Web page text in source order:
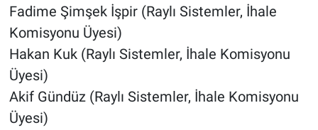
Fadime Şimşek İşpir (Raylı Sistemler, İhale
Komisyonu Üyesi)
Hakan Kuk (Raylı Sistemler, İhale Komisyonu
Üyesi)
Akif Gündüz (Raylı Sistemler, İhale Komisyonu
Üyesi)